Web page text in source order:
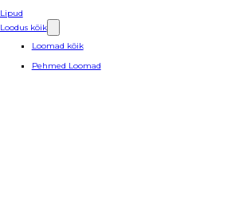
Lipud
Loodus kõik
Loomad kõik
Pehmed Loomad